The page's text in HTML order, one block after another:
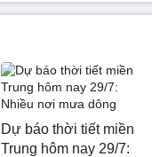
Dự báo thời tiết miền
Trung hôm nay 29/7: